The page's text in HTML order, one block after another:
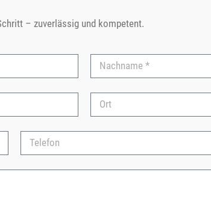
– zuverlässig und kompetent.